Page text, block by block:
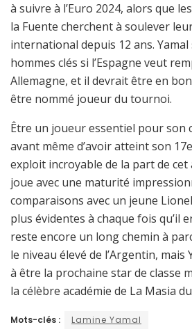
à suivre à l’Euro 2024, alors que
la Fuente cherchent à soulever
international depuis 12 ans. Yamal
hommes clés si l’Espagne veut
Allemagne, et il devrait être en
être nommé joueur du tournoi.
Être un joueur essentiel pour son
avant même d’avoir atteint son
exploit incroyable de la part de cet
joue avec une maturité
comparaisons avec un jeune
plus évidentes à chaque fois qu’il
reste encore un long chemin à
le niveau élevé de l’Argentin, mais
à être la prochaine star de classe
la célèbre académie de La Masia
Mots-clés : Lamine Yamal